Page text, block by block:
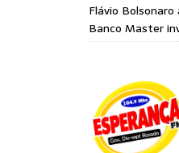
Flávio
Banco Master